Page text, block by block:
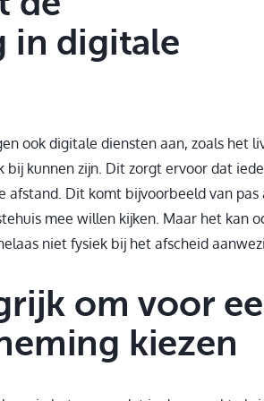
in digitale
ook digitale diensten aan, zoals het
kunnen zijn. Dit zorgt ervoor dat
Dit komt bijvoorbeeld van pas
mee willen kijken. Maar het kan
niet fysiek bij het afscheid
om voor
kiezen